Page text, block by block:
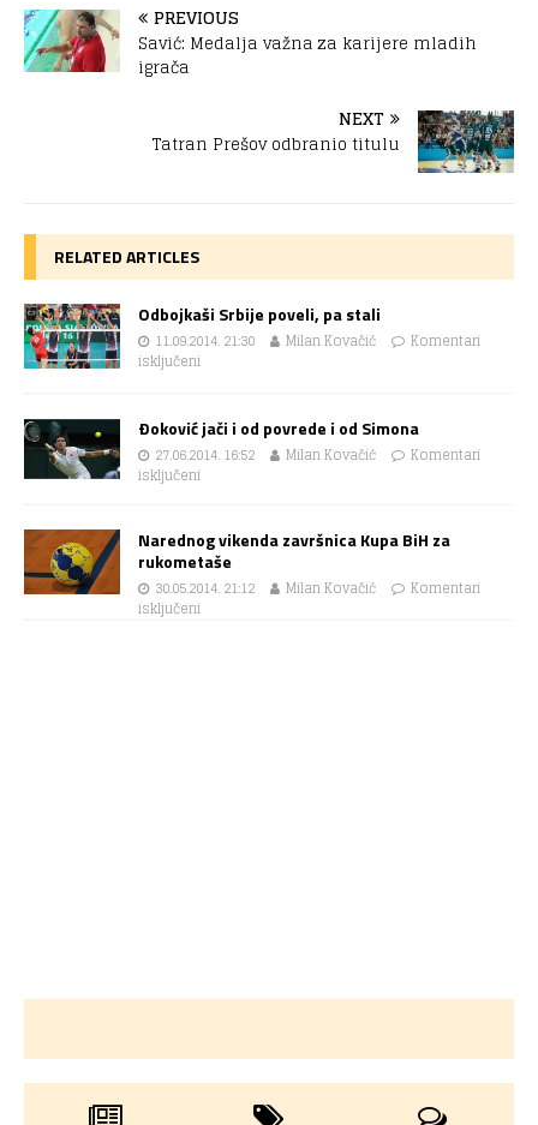
PREVIOUS
Savić: Medalja važna za karijere mladih
igrača
NEXT
Tatran Prešov odbranio titulu
RELATED ARTICLES
Odbojkaši Srbije poveli, pa stali
11.09.2014. 21:30 Milan Kovačić
Komentari
isključeni
Ðoković jači i od povrede i od Simona
27.06.2014. 16:52 Milan Kovačić
Komentari
isključeni
Narednog vikenda završnica Kupa BiH za
rukometaše
30.05.2014. 21:12 Milan Kovačić
Komentari
isključeni